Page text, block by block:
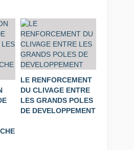
LE RENFORCEMENT
DU CLIVAGE ENTRE
LES GRANDS POLES
DE DEVELOPPEMENT